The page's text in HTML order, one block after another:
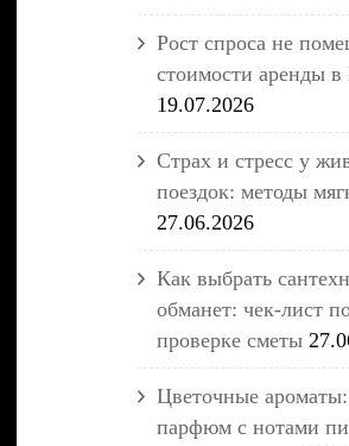
Рост спроса не
стоимости аренды в
19.07.2026
Страх и стресс у
поездок: методы
27.06.2026
Как выбрать
обманет: чек-лист
проверке сметы
Цветочные
парфюм с нотами